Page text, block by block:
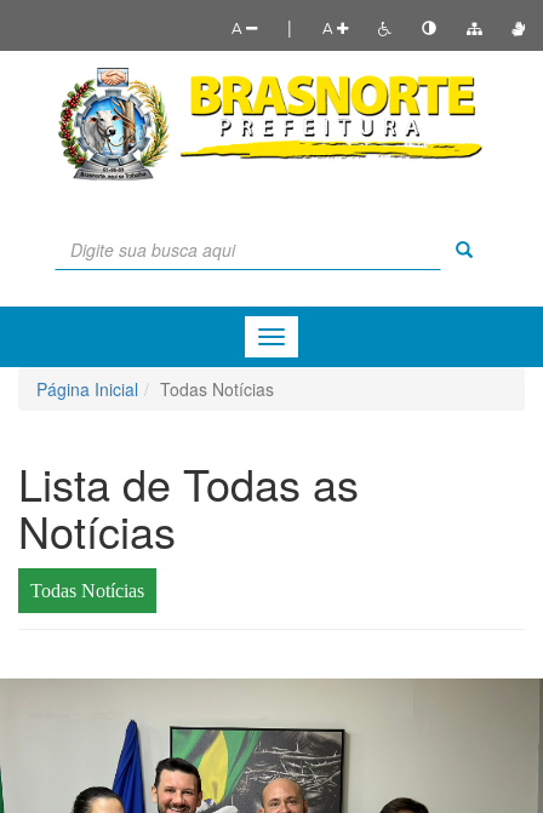
A | A
Menu
de
Navegação
Página Inicial Todas Notícias
Lista de Todas as
Notícias
Todas Notícias